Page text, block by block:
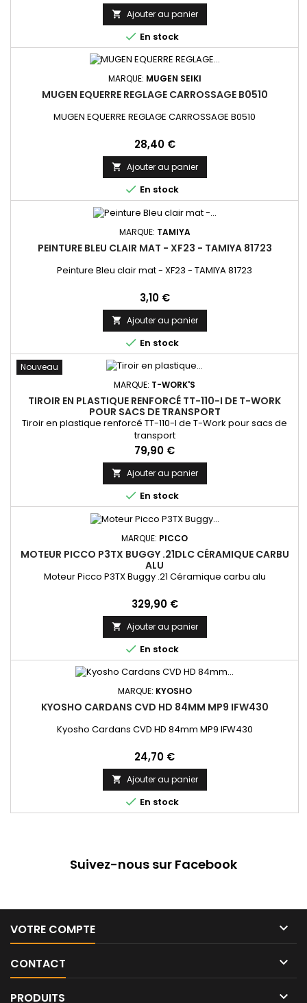
 Ajouter au panier
 En stock
MARQUE: MUGEN SEIKI
MUGEN EQUERRE REGLAGE CARROSSAGE B0510
MUGEN EQUERRE REGLAGE CARROSSAGE B0510
Prix
28,40 €
 Ajouter au panier
 En stock
MARQUE: TAMIYA
PEINTURE BLEU CLAIR MAT - XF23 - TAMIYA 81723
Peinture Bleu clair mat - XF23 - TAMIYA 81723
Prix
3,10 €
 Ajouter au panier
 En stock
Nouveau
MARQUE: T-WORK'S
TIROIR EN PLASTIQUE RENFORCÉ TT-110-I DE T-WORK
POUR SACS DE TRANSPORT
Tiroir en plastique renforcé TT-110-I de T-Work pour sacs de
transport
Prix
79,90 €
 Ajouter au panier
 En stock
MARQUE: PICCO
MOTEUR PICCO P3TX BUGGY .21DLC CÉRAMIQUE CARBU
ALU
Moteur Picco P3TX Buggy .21 Céramique carbu alu
Prix
329,90 €
 Ajouter au panier
 En stock
MARQUE: KYOSHO
KYOSHO CARDANS CVD HD 84MM MP9 IFW430
Kyosho Cardans CVD HD 84mm MP9 IFW430
Prix
24,70 €
 Ajouter au panier
 En stock
Suivez-nous sur Facebook
VOTRE COMPTE 
CONTACT 
PRODUITS 